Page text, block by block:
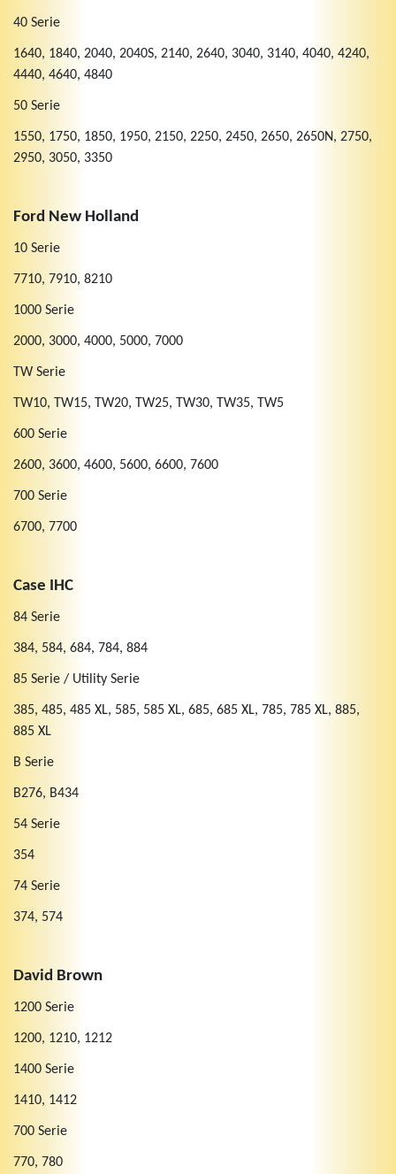
40 Serie
1640, 1840, 2040, 2040S, 2140, 2640, 3040, 3140, 4040, 4240,
4440, 4640, 4840
50 Serie
1550, 1750, 1850, 1950, 2150, 2250, 2450, 2650, 2650N, 2750,
2950, 3050, 3350
Ford New Holland
10 Serie
7710, 7910, 8210
1000 Serie
2000, 3000, 4000, 5000, 7000
TW Serie
TW10, TW15, TW20, TW25, TW30, TW35, TW5
600 Serie
2600, 3600, 4600, 5600, 6600, 7600
700 Serie
6700, 7700
Case IHC
84 Serie
384, 584, 684, 784, 884
85 Serie / Utility Serie
385, 485, 485 XL, 585, 585 XL, 685, 685 XL, 785, 785 XL, 885,
885 XL
B Serie
B276, B434
54 Serie
354
74 Serie
374, 574
David Brown
1200 Serie
1200, 1210, 1212
1400 Serie
1410, 1412
700 Serie
770, 780